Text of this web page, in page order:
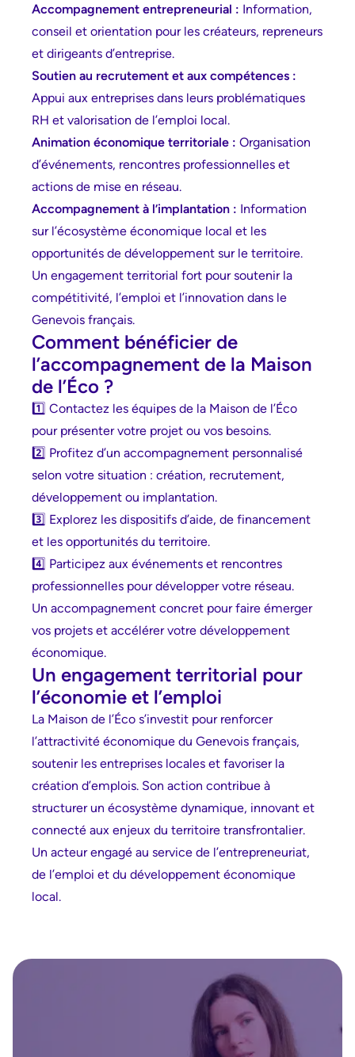
Accompagnement entrepreneurial : Information,
conseil et orientation pour les créateurs, repreneurs
et dirigeants d’entreprise.
Soutien au recrutement et aux compétences :
Appui aux entreprises dans leurs problématiques
RH et valorisation de l’emploi local.
Animation économique territoriale : Organisation
d’événements, rencontres professionnelles et
actions de mise en réseau.
Accompagnement à l’implantation : Information
sur l’écosystème économique local et les
opportunités de développement sur le territoire.
Un engagement territorial fort pour soutenir la
compétitivité, l’emploi et l’innovation dans le
Genevois français.
Comment bénéficier de
l’accompagnement de la Maison
de l’Éco ?
1️⃣ Contactez les équipes de la Maison de l’Éco
pour présenter votre projet ou vos besoins.
2️⃣ Profitez d’un accompagnement personnalisé
selon votre situation : création, recrutement,
développement ou implantation.
3️⃣ Explorez les dispositifs d’aide, de financement
et les opportunités du territoire.
4️⃣ Participez aux événements et rencontres
professionnelles pour développer votre réseau.
Un accompagnement concret pour faire émerger
vos projets et accélérer votre développement
économique.
Un engagement territorial pour
l’économie et l’emploi
La Maison de l’Éco s’investit pour renforcer
l’attractivité économique du Genevois français,
soutenir les entreprises locales et favoriser la
création d’emplois. Son action contribue à
structurer un écosystème dynamique, innovant et
connecté aux enjeux du territoire transfrontalier.
Un acteur engagé au service de l’entrepreneuriat,
de l’emploi et du développement économique
local.